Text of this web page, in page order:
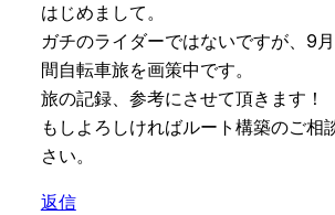
はじめまして。
ガチのライダーではないですが、9
間自転車旅を画策中です。
旅の記録、参考にさせて頂きます！
もしよろしければルート構築のご相
さい。
返信